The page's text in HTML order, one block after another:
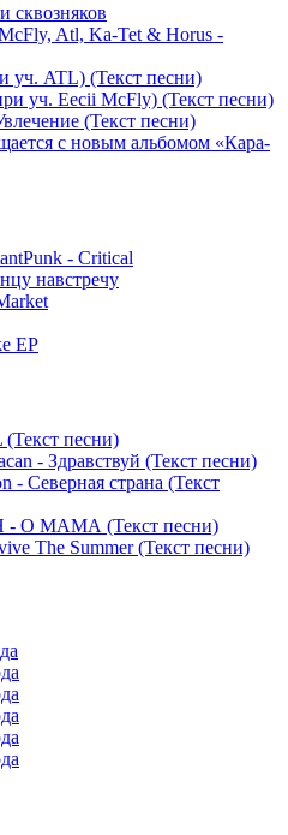
сквозняков
Atl, Ka-Tet & Horus -
ATL) (Текст песни)
уч. Eecii McFly) (Текст песни)
(Текст песни)
с новым альбомом «Кара-
- Critical
навстречу
EP
песни)
- Здравствуй (Текст песни)
- Северная страна (Текст
МАМА (Текст песни)
The Summer (Текст песни)